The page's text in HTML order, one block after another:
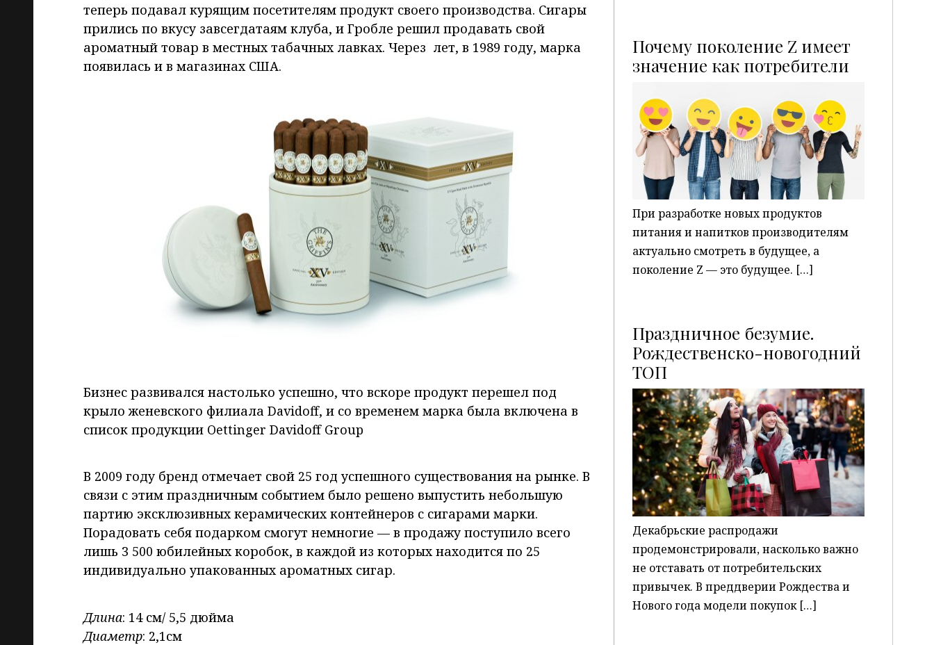
теперь подавал курящим посетителям продукт своего производства. Сигары
прились по вкусу завсегдатаям клуба, и Гробле решил продавать свой
ароматный товар в местных табачных лавках. Через лет, в 1989 году, марка
появилась и в магазинах США.
Бизнес развивался настолько успешно, что вскоре продукт перешел под
крыло женевского филиала Davidoff, и со временем марка была включена в
список продукции Oettinger Davidoff Group
В 2009 году бренд отмечает свой 25 год успешного существования на рынке. В
связи с этим праздничным событием было решено выпустить небольшую
партию эксклюзивных керамических контейнеров с сигарами марки.
Порадовать себя подарком смогут немногие — в продажу поступило всего
лишь 3 500 юбилейных коробок, в каждой из которых находится по 25
индивидуально упакованных ароматных сигар.
Длина: 14 см/ 5,5 дюйма
Диаметр: 2,1см
Почему поколение Z имеет
значение как потребители
P
При разработке новых продуктов
питания и напитков производителям
актуально смотреть в будущее, а
поколение Z — это будущее. […]
Праздничное безумие.
Рождественско-новогодний
ТОП
P
Декабрьские распродажи
продемонстрировали, насколько важно
не отставать от потребительских
привычек. В преддверии Рождества и
Нового года модели покупок […]